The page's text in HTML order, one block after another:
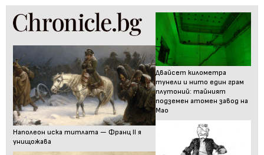
Наполеон иска титлата — Франц II я
унищожава
Двайсет километра
тунели и нито един грам
плутоний: тайният
подземен атомен завод на
Мао